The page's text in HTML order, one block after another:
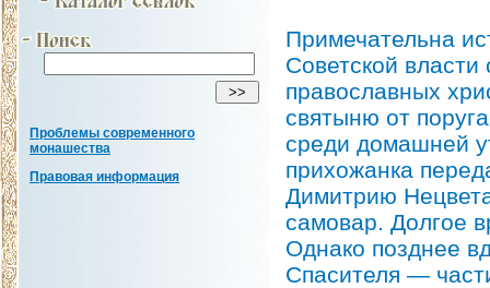
Проблемы современного
монашества
Правовая информация
Примечательна
Советской власти
православных
святыню от
среди домашней
прихожанка
Димитрию
самовар. Долгое
Однако позднее
Спасителя —